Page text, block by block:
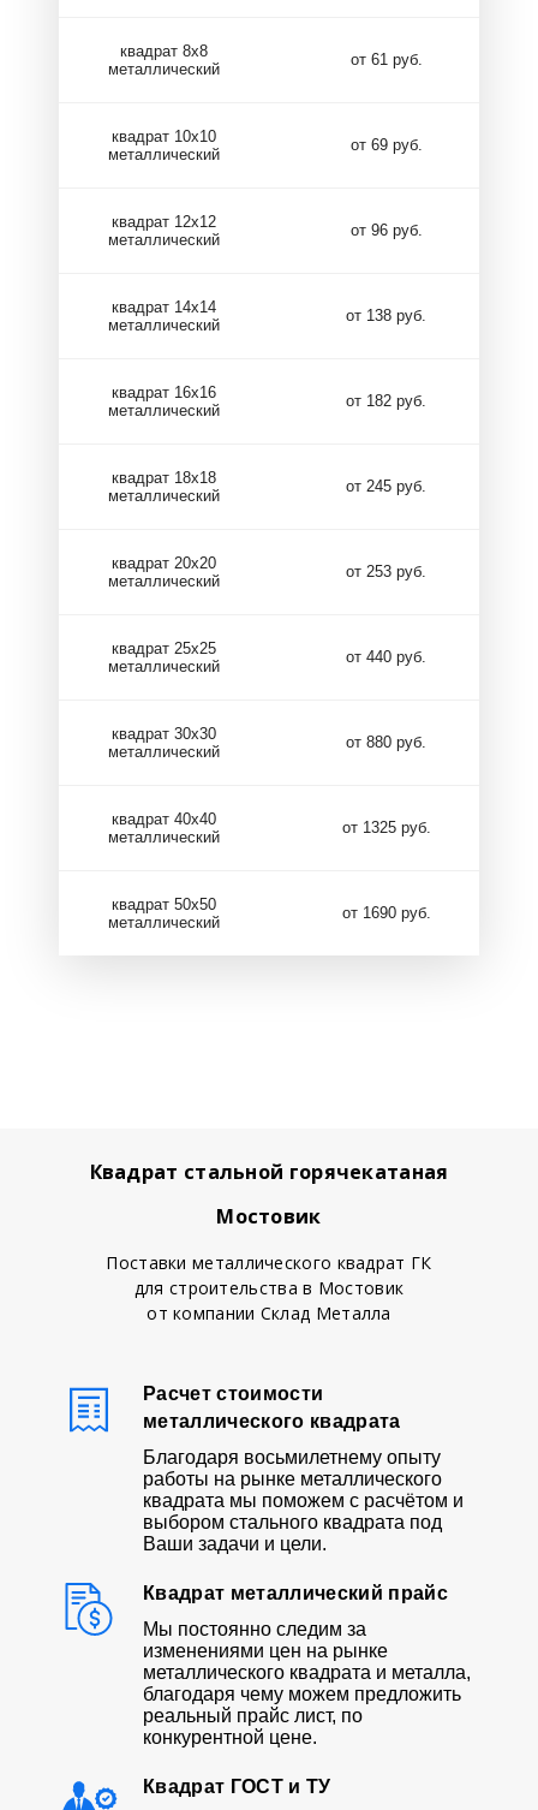
квадрат 8х8
металлический
от 61 руб.
квадрат 10х10
металлический
от 69 руб.
квадрат 12х12
металлический
от 96 руб.
квадрат 14х14
металлический
от 138 руб.
квадрат 16х16
металлический
от 182 руб.
квадрат 18х18
металлический
от 245 руб.
квадрат 20х20
металлический
от 253 руб.
квадрат 25х25
металлический
от 440 руб.
квадрат 30х30
металлический
от 880 руб.
квадрат 40х40
металлический
от 1325 руб.
квадрат 50х50
металлический
от 1690 руб.
Квадрат стальной горячекатаная
Мостовик
Поставки металлического квадрат ГК
для строительства в Мостовик
от компании Склад Металла
Расчет стоимости
металлического квадрата
Благодаря восьмилетнему опыту
работы на рынке металлического
квадрата мы поможем с расчётом и
выбором стального квадрата под
Ваши задачи и цели.
Квадрат металлический прайс
Мы постоянно следим за
изменениями цен на рынке
металлического квадрата и металла,
благодаря чему можем предложить
реальный прайс лист, по
конкурентной цене.
Квадрат ГОСТ и ТУ